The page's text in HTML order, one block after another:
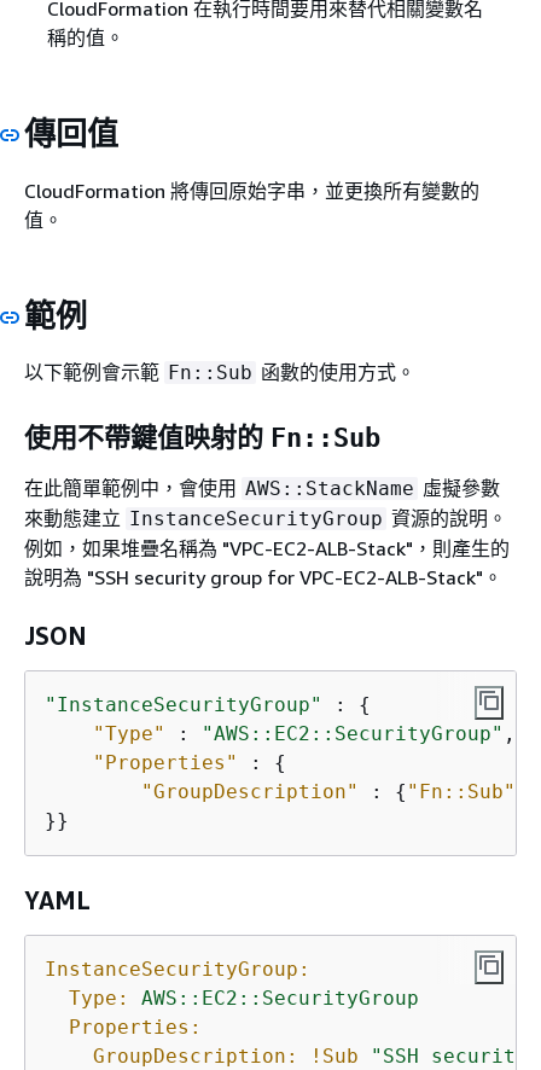
CloudFormation 在執行時間要用來替代相關變數名
稱的值。
傳回值
CloudFormation 將傳回原始字串，並更換所有變數的
值。
範例
以下範例會示範 Fn::Sub 函數的使用方式。
使用不帶鍵值映射的 Fn::Sub
在此簡單範例中，會使用 AWS::StackName 虛擬參數
來動態建立 InstanceSecurityGroup 資源的說明。
例如，如果堆疊名稱為 "VPC-EC2-ALB-Stack"，則產生的
說明為 "SSH security group for VPC-EC2-ALB-Stack"。
JSON
"InstanceSecurityGroup" : {
"Type"
: "AWS::EC2::SecurityGroup" ,
"Properties"
: {
"GroupDescription"
: { "Fn::Sub"
}}
YAML
InstanceSecurityGroup:
Type:
AWS::EC2::SecurityGroup
Properties:
GroupDescription:
!Sub "SSH